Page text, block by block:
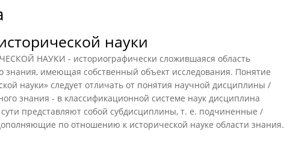
науки
НАУКИ - историографически сложившаяся область
знания, имеющая собственный объект исследования. Понятие
науки» следует отличать от понятия научной дисциплины /
знания - в классификационной системе наук дисциплина
представляют собой субдисциплины, т. е. подчиненные /
по отношению к исторической науке области знания.